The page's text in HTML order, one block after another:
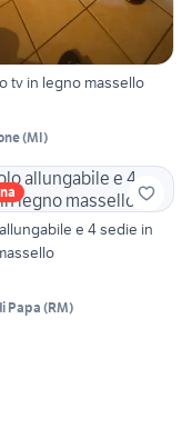
tv in legno massello
(MI)
e 4 sedie in
Papa(RM)